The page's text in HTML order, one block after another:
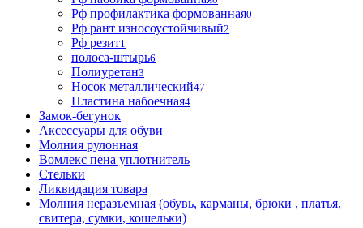
Рф профилактика формованная0
Рф рант износоустойчивый2
Рф резит1
полоса-штырь6
Полиуретан3
Носок металлический47
Пластина набоечная4
Замок-бегунок
Аксессуары для обуви
Молния рулонная
Вомлекс пена уплотнитель
Стельки
Ликвидация товара
Молния неразъемная (обувь, карманы, брюки , платья,
свитера, сумки, кошельки)